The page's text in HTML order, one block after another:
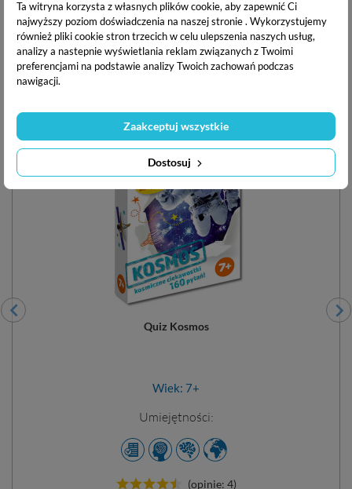
Inne w serii
-30%
Quiz Kosmos
Wiek: 7+
Umiejętności:
(opinie: 4)
Ta witryna korzysta z własnych plików cookie, aby zapewnić Ci
najwyższy poziom doświadczenia na naszej stronie . Wykorzystujemy
również pliki cookie stron trzecich w celu ulepszenia naszych usług,
analizy a nastepnie wyświetlania reklam związanych z Twoimi
preferencjami na podstawie analizy Twoich zachowań podczas
nawigacji.
Dostosuj
Zaakceptuj wszystkie